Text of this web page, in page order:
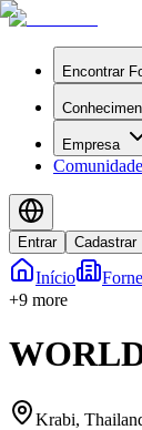
Encontrar
Empresa
Comunidade
Entrar Cadastrar
Início
+9 more
Krabi,